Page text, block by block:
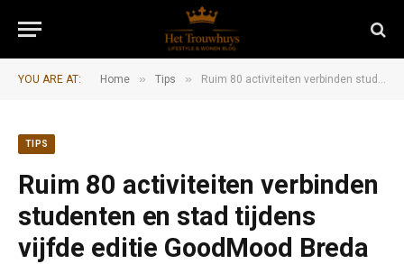
YOU ARE AT: Home » Tips » Ruim 80 activiteiten verbinden studenten en stad tijdens vijfde editie GoodMood Breda
TIPS
Ruim 80 activiteiten verbinden
studenten en stad tijdens
vijfde editie GoodMood Breda